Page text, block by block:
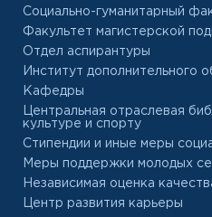
Социально-гуманитарный
Факультет магистерской
Отдел аспирантуры
Институт дополнительного
Кафедры
Центральная отраслевая
культуре и спорту
Стипендии и иные меры
Меры поддержки молодых
Независимая оценка
Центр развития карьеры